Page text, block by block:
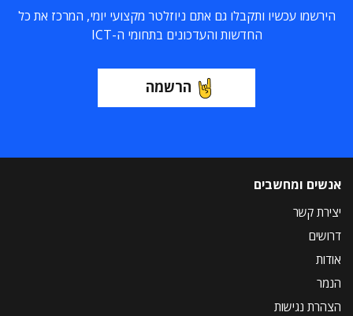
הירשמו עכשיו ותקבלו גם אתם ניוזלטר מקצועי יומי, המרכז את כל
החדשות והעדכונים בתחומי ה-ICT
הרשמה
אנשים ומחשבים
יצירת קשר
דרושים
אודות
הנמר
הצהרת נגישות